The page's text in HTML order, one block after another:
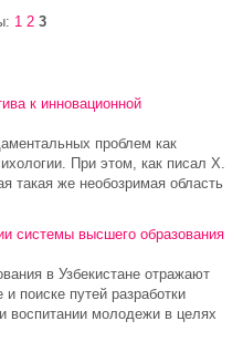
1 2 3
к инновационной
проблем как
При этом, как писал Х.
такая же необозримая область
системы высшего образования
в Узбекистане отражают
поиске путей разработки
воспитании молодежи в целях